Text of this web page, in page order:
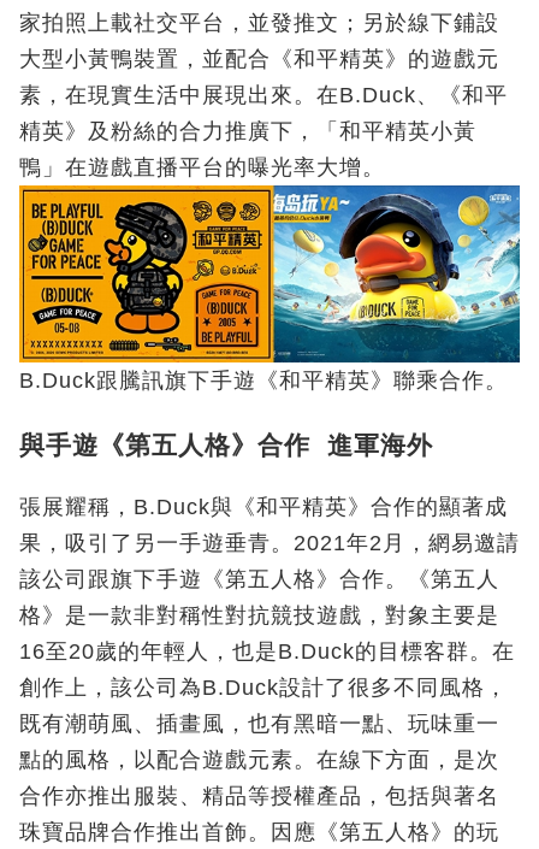
家拍照上載社交平台，並發推文；另於線下鋪設
大型小黃鴨裝置，並配合《和平精英》的遊戲元
素，在現實生活中展現出來。在B.Duck、《和平
精英》及粉絲的合力推廣下，「和平精英小黃
鴨」在遊戲直播平台的曝光率大增。
B.Duck跟騰訊旗下手遊《和平精英》聯乘合作。
與手遊《第五人格》合作 進軍海外
張展耀稱，B.Duck與《和平精英》合作的顯著成
果，吸引了另一手遊垂青。2021年2月，網易邀請
該公司跟旗下手遊《第五人格》合作。《第五人
格》是一款非對稱性對抗競技遊戲，對象主要是
16至20歲的年輕人，也是B.Duck的目標客群。在
創作上，該公司為B.Duck設計了很多不同風格，
既有潮萌風、插畫風，也有黑暗一點、玩味重一
點的風格，以配合遊戲元素。在線下方面，是次
合作亦推出服裝、精品等授權產品，包括與著名
珠寶品牌合作推出首飾。因應《第五人格》的玩